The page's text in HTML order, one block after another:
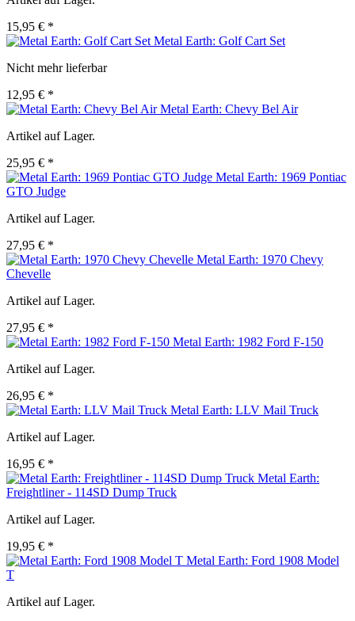
15,95 € *
Metal Earth: Golf Cart Set
Nicht mehr lieferbar
12,95 € *
Metal Earth: Chevy Bel Air
Artikel auf Lager.
25,95 € *
Metal Earth: 1969 Pontiac
GTO Judge
Artikel auf Lager.
27,95 € *
Metal Earth: 1970 Chevy
Chevelle
Artikel auf Lager.
27,95 € *
Metal Earth: 1982 Ford F-150
Artikel auf Lager.
26,95 € *
Metal Earth: LLV Mail Truck
Artikel auf Lager.
16,95 € *
Metal Earth:
Freightliner - 114SD Dump Truck
Artikel auf Lager.
19,95 € *
Metal Earth: Ford 1908 Model
T
Artikel auf Lager.